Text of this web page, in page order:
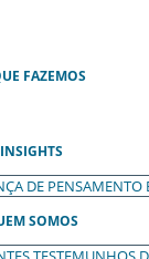
FAZEMOS
INSIGHTS
DE PENSAMENTO
SOMOS